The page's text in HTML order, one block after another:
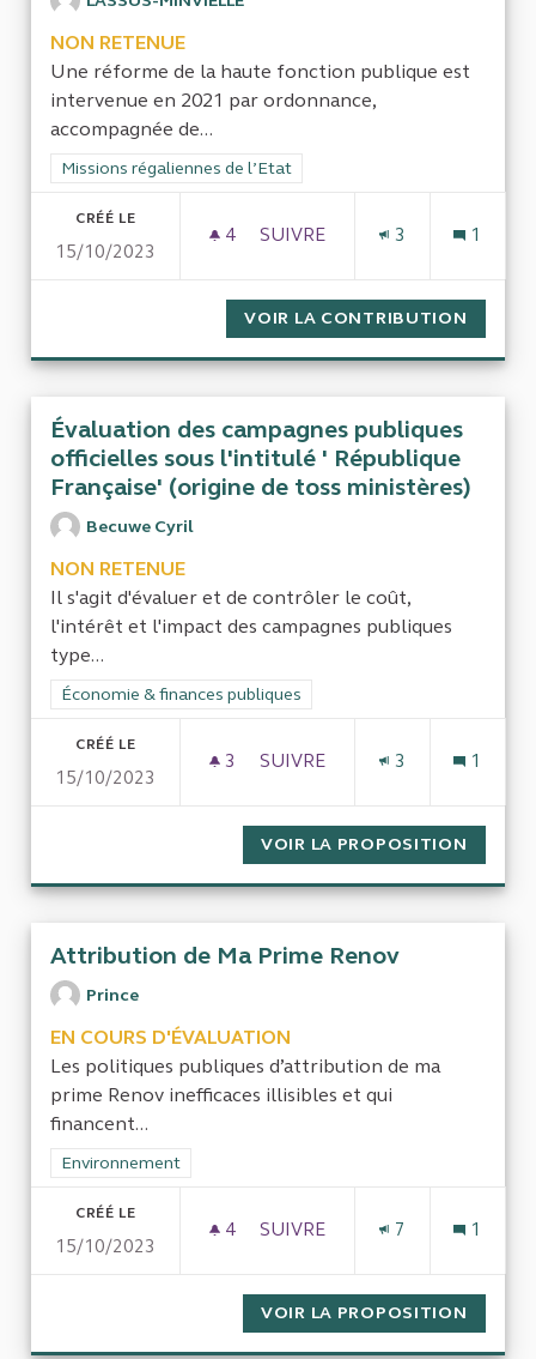
NON RETENUE
Une réforme de la haute fonction publique est
intervenue en 2021 par ordonnance,
accompagnée de...
Filtrer les résultats de la catégorie : Missions régaliennes de
Missions régaliennes de l’Etat
CRÉÉ LE
15/10/2023
4 4 ABONNÉS
SUIVRE
3 1
VOIR LA CONTRIBUTION
Évaluation des campagnes publiques
officielles sous l'intitulé ' République
Française' (origine de toss ministères)
Becuwe Cyril
NON RETENUE
Il s'agit d'évaluer et de contrôler le coût,
l'intérêt et l'impact des campagnes publiques
type...
Filtrer les résultats de la catégorie : Économie & finances
Économie & finances publiques
CRÉÉ LE
15/10/2023
3 3 ABONNÉS
SUIVRE
3 1
VOIR LA PROPOSITION
Attribution de Ma Prime Renov
Prince
EN COURS D'ÉVALUATION
Les politiques publiques d’attribution de ma
prime Renov inefficaces illisibles et qui
financent...
Filtrer les résultats de la catégorie : Environnement
Environnement
CRÉÉ LE
15/10/2023
4 4 ABONNÉS
SUIVRE
7 1
VOIR LA PROPOSITION